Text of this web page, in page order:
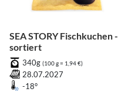
SEA STORY Fischkuchen -
sortiert
340g (100 g = 1,94 €)
28.07.2027
-18°